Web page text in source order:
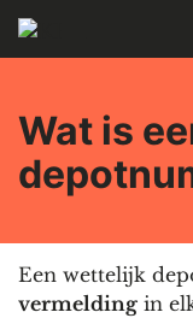
Skip to main content
Wat is
Een wettelijk
vermelding in